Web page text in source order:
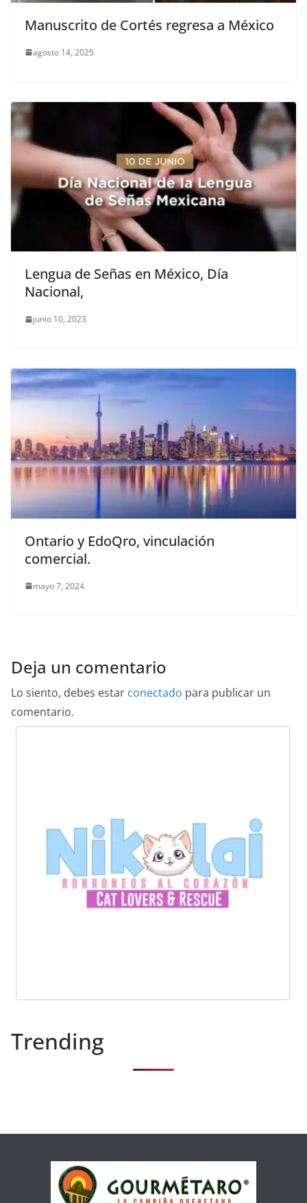
Manuscrito de Cortés regresa a México
agosto 14, 2025
Lengua de Señas en México, Día
Nacional,
junio 10, 2023
Ontario y EdoQro, vinculación
comercial.
mayo 7, 2024
Deja un comentario
Lo siento, debes estar conectado para publicar un
comentario.
Trending